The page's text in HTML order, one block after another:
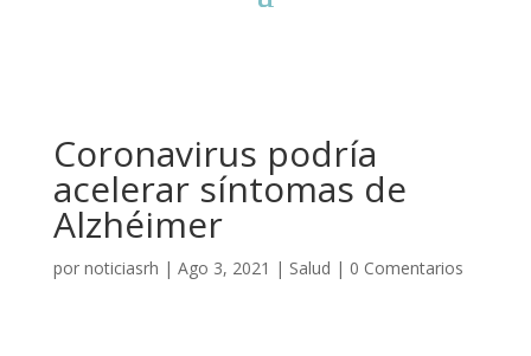
Coronavirus podría
acelerar síntomas de
Alzhéimer
por noticiasrh | Ago 3, 2021 | Salud | 0 Comentarios